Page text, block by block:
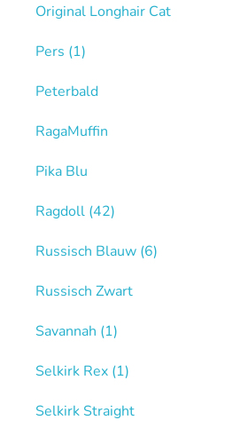
Original Longhair Cat
Pers (1)
Peterbald
RagaMuffin
Pika Blu
Ragdoll (42)
Russisch Blauw (6)
Russisch Zwart
Savannah (1)
Selkirk Rex (1)
Selkirk Straight